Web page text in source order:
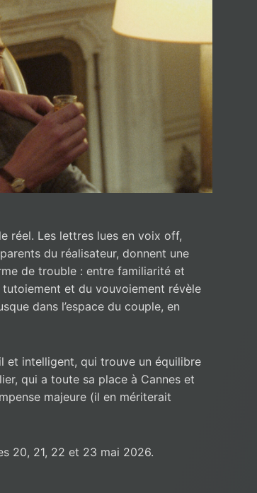
réel. Les lettres lues en voix off,
du réalisateur, donnent une
de trouble : entre familiarité et
et du vouvoiement révèle
dans l’espace du couple, en
et intelligent, qui trouve un équilibre
qui a toute sa place à Cannes et
majeure (il en mériterait
20, 21, 22 et 23 mai 2026.